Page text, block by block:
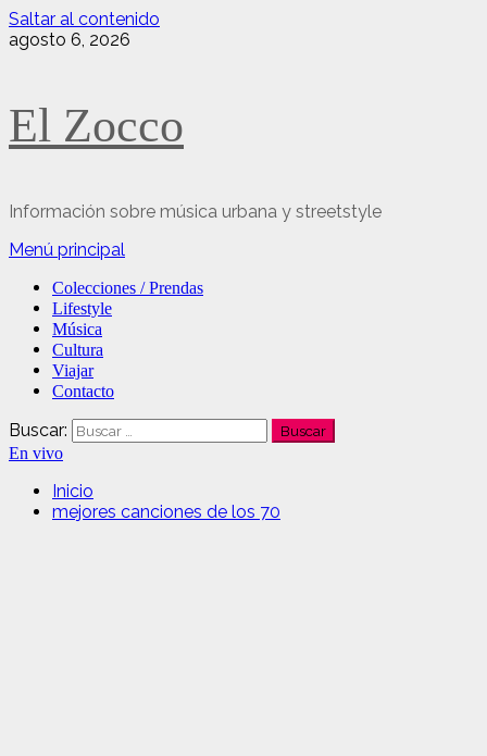
Saltar al contenido
agosto 6, 2026
El Zocco
Información sobre música urbana y streetstyle
Menú principal
Colecciones / Prendas
Lifestyle
Música
Cultura
Viajar
Contacto
Buscar:
En vivo
Inicio
mejores canciones de los 70